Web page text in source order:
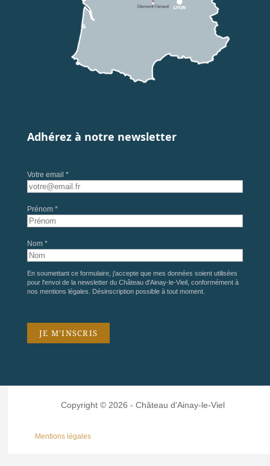
Adhérez à notre newsletter
Votre email *
Prénom *
Nom *
En soumettant ce formulaire, j'accepte que mes données soient utilisées
pour l'envoi de la newsletter du Château d'Ainay-le-Vieil, conformément à
nos mentions légales . Désinscription possible à tout moment.
Copyright © 2026 - Château d'Ainay-le-Viel
Mentions légales